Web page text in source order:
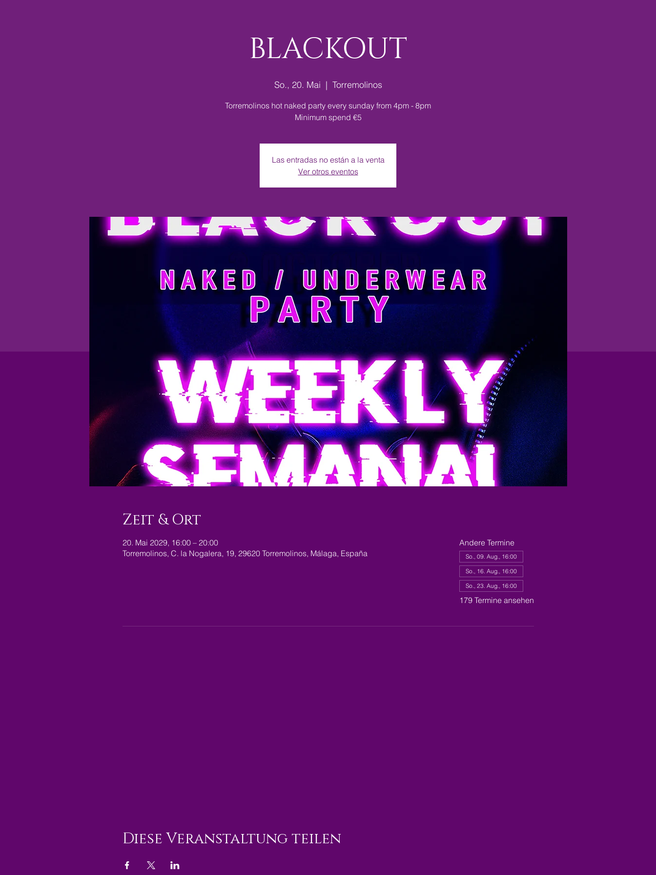
BLACKOUT
So., 20. Mai
  |
Torremolinos
Torremolinos hot naked party every sunday from 4pm - 8pm
Minimum spend €5
Las entradas no están a la venta
Ver otros eventos
Zeit & Ort
20. Mai 2029, 16:00 – 20:00
Torremolinos, C. la Nogalera, 19, 29620 Torremolinos, Málaga, España
Andere Termine
So., 09. Aug., 16:00
So., 16. Aug., 16:00
So., 23. Aug., 16:00
179 Termine ansehen
Diese Veranstaltung teilen